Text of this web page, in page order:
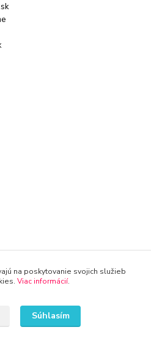
Eshop-rychlo.sk
na poskytovanie svojich služieb
Viac informácií.
Súhlasím